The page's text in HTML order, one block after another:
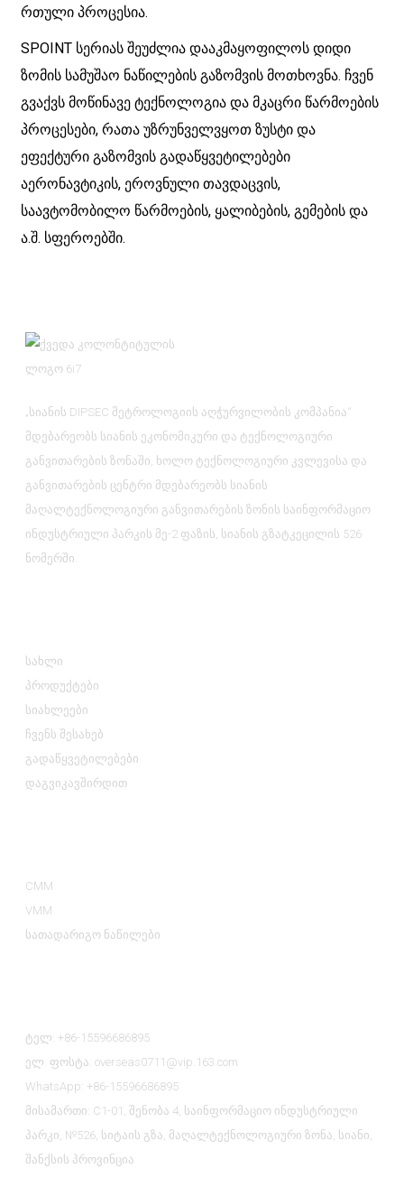
რთული პროცესია.
SPOINT სერიას შეუძლია დააკმაყოფილოს დიდი
ზომის სამუშაო ნაწილების გაზომვის მოთხოვნა. ჩვენ
გვაქვს მოწინავე ტექნოლოგია და მკაცრი წარმოების
პროცესები, რათა უზრუნველვყოთ ზუსტი და
ეფექტური გაზომვის გადაწყვეტილებები
აერონავტიკის, ეროვნული თავდაცვის,
საავტომობილო წარმოების, ყალიბების, გემების და
ა.შ. სფეროებში.
„სიანის DIPSEC მეტროლოგიის აღჭურვილობის კომპანია“
მდებარეობს სიანის ეკონომიკური და ტექნოლოგიური
განვითარების ზონაში, ხოლო ტექნოლოგიური კვლევისა და
განვითარების ცენტრი მდებარეობს სიანის
მაღალტექნოლოგიური განვითარების ზონის საინფორმაციო
ინდუსტრიული პარკის მე-2 ფაზის, სიანის გზატკეცილის 526
ნომერში.
სახლი
პროდუქტები
სიახლეები
ჩვენს შესახებ
გადაწყვეტილებები
დაგვიკავშირდით
CMM
VMM
სათადარიგო ნაწილები
ტელ: +86-15596686895
ელ. ფოსტა: overseas0711@vip.163.com
WhatsApp: +86-15596686895
მისამართი: C1-01, შენობა 4, საინფორმაციო ინდუსტრიული
პარკი, №526, სიტაის გზა, მაღალტექნოლოგიური ზონა, სიანი,
შანქსის პროვინცია